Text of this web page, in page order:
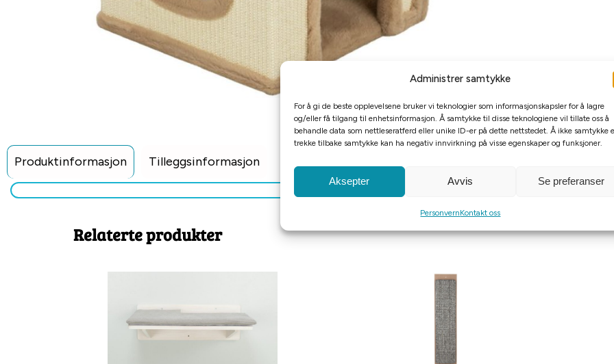
Administrer samtykke
For å gi de beste opplevelsene bruker vi teknologier som informasjonskapsler for å lagre
og/eller få tilgang til enhetsinformasjon. Å samtykke til disse teknologiene vil tillate oss å
behandle data som nettleseratferd eller unike ID-er på dette nettstedet. Å ikke samtykke
trekke tilbake samtykke kan ha negativ innvirkning på visse egenskaper og funksjoner.
Aksepter Avvis Se preferanser
PersonvernKontakt oss
Produktinformasjon Tilleggsinformasjon
Relaterte produkter